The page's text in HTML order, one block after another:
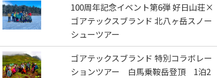
100周年記念イベント第6弾 好日山荘×
ゴアテックスブランド 北八ヶ岳スノー
シューツアー
ゴアテックスブランド 特別コラボレー
ションツアー 白馬乗鞍岳登頂 1泊2